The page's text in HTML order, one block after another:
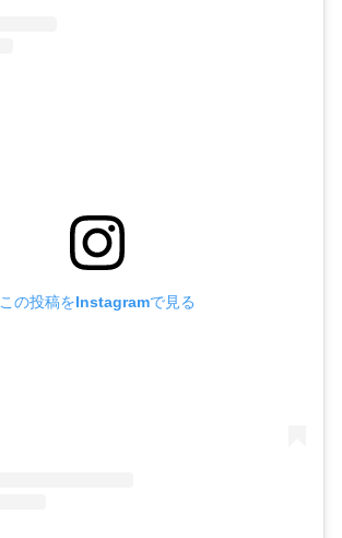
この投稿をInstagramで見る